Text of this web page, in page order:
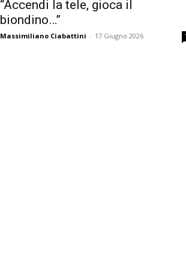
“Accendi la tele, gioca il
biondino…”
Massimiliano Ciabattini - 17 Giugno 2026